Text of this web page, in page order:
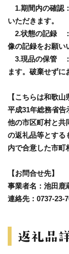
1.期間内の確認
いただきます。
2.状態の記録 ：
像の記録をお願い
3.現品の保管 ：
ます。破棄せずに
【こちらは和歌
平成31年総務省告
他の市区町村と共
の返礼品等とする
内で合意した市町
【お問合せ先】
事業者名：池田鹿
連絡先：0737-23-